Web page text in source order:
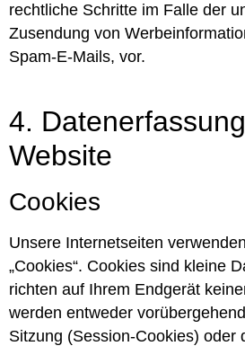
rechtliche Schritte im Falle der
Zusendung von
Spam-E-Mails, vor.
4.
Website
Cookies
Unsere Internetseiten
„Cookies“. Cookies sind kleine
richten auf Ihrem Endgerät
werden entweder
Sitzung (Session-Cookies) oder